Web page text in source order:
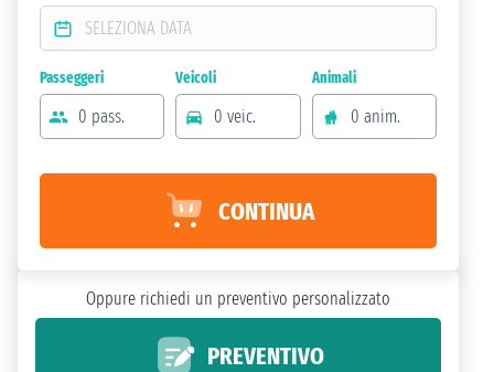
Passeggeri
0 pass.
Veicoli
0 veic.
Animali
0 anim.
CONTINUA
Oppure richiedi un preventivo personalizzato
PREVENTIVO